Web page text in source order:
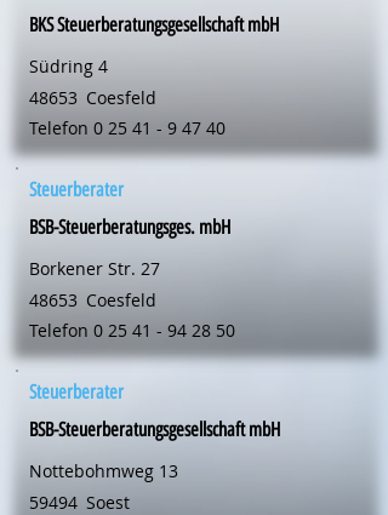
BKS Steuerberatungsgesellschaft mbH
Südring 4
48653 Coesfeld
Telefon 0 25 41 - 9 47 40
Steuerberater
BSB-Steuerberatungsges. mbH
Borkener Str. 27
48653 Coesfeld
Telefon 0 25 41 - 94 28 50
Steuerberater
BSB-Steuerberatungsgesellschaft mbH
Nottebohmweg 13
59494 Soest